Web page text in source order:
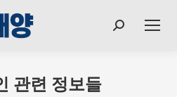
관련 정보들